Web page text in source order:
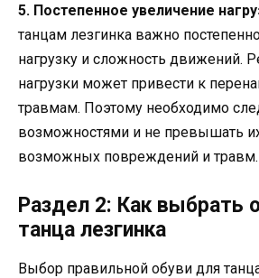
5. Постепенное увеличение
танцам лезгинка важно
нагрузку и сложность движений.
нагрузки может привести к
травмам. Поэтому необходимо
возможностями и не превышать
возможных повреждений и травм.
Раздел 2: Как выбрать
танца лезгинка
Выбор правильной обуви для